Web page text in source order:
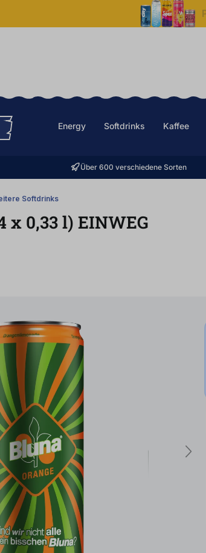
Energy Softdrinks Kaffee
Über 600 verschiedene Sorten
Softdrinks
x 0,33l) EINWEG